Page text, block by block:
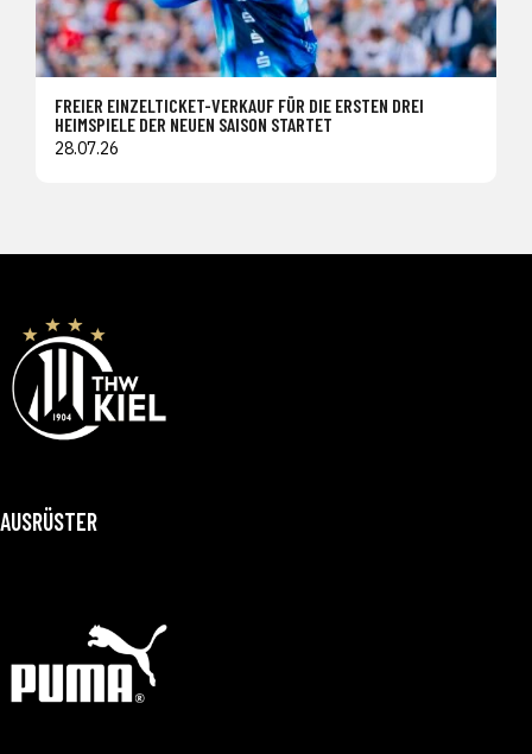
FREIER EINZELTICKET-VERKAUF FÜR DIE ERSTEN DREI
HEIMSPIELE DER NEUEN SAISON STARTET
28.07.26
AUSRÜSTER